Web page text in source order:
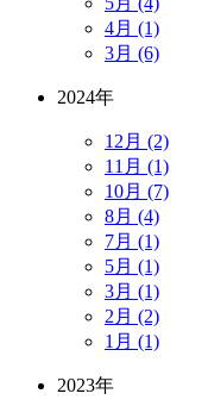
4月 (1)
3月 (6)
2024年
12月 (2)
11月 (1)
10月 (7)
8月 (4)
7月 (1)
5月 (1)
3月 (1)
2月 (2)
1月 (1)
2023年